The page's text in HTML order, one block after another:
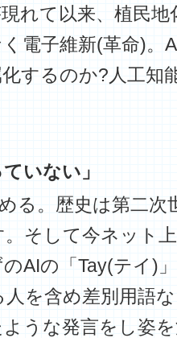
れて以来、植民
電子維新(革命)。
するのか?人工知
いない」
る。歴史は第二次
そして今ネット
AIの「Tay(テイ)
人を含め差別用語
うな発言をし姿